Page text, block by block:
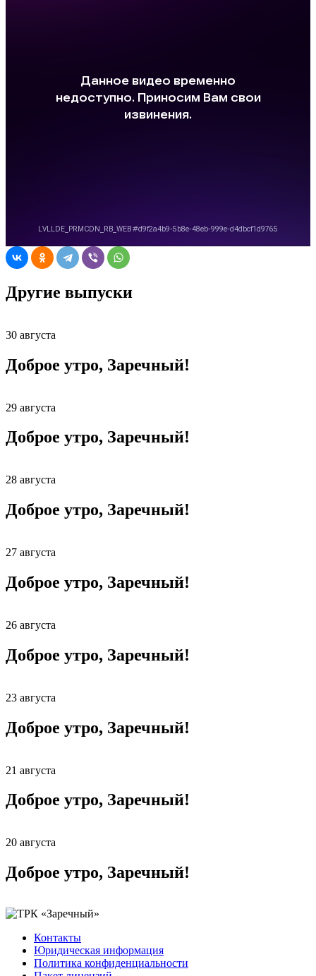
Другие выпуски
30 августа
Доброе утро, Заречный!
29 августа
Доброе утро, Заречный!
28 августа
Доброе утро, Заречный!
27 августа
Доброе утро, Заречный!
26 августа
Доброе утро, Заречный!
23 августа
Доброе утро, Заречный!
21 августа
Доброе утро, Заречный!
20 августа
Доброе утро, Заречный!
Контакты
Юридическая информация
Политика конфиденциальности